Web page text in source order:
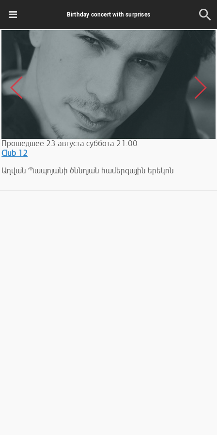
Birthday concert with surprises
Прошедшее 23 августа суббота 21:00
Club 12
Աղվան Պապոյանի ծննդյան համերգային երեկոն